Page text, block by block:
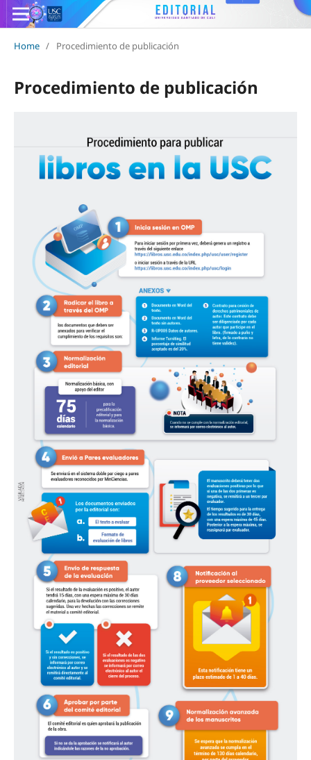
Home / Procedimiento de publicación
Procedimiento de publicación